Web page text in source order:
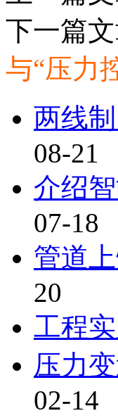
下一篇文
与“压力
两线
08-21
介绍
07-18
管道
20
工程
压力
02-14